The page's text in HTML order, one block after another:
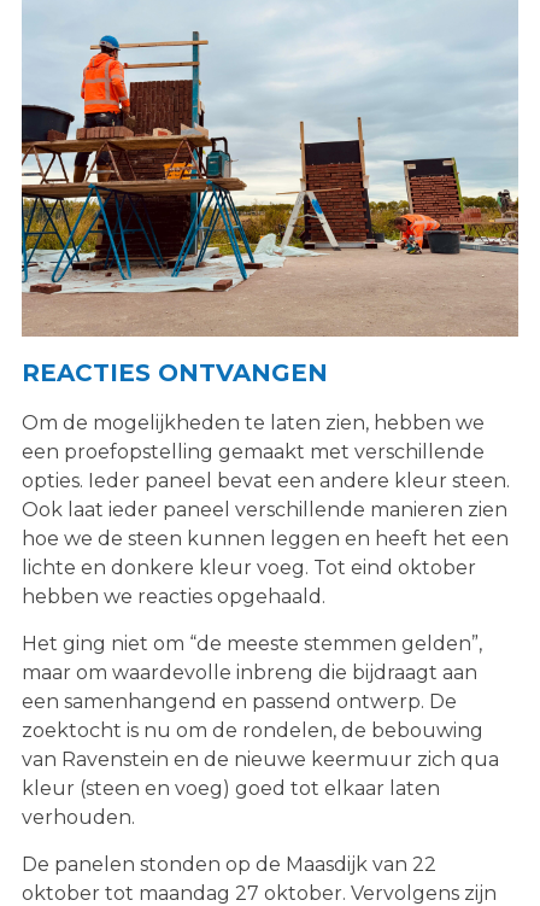
REACTIES ONTVANGEN
Om de mogelijkheden te laten zien, hebben we
een proefopstelling gemaakt met verschillende
opties. Ieder paneel bevat een andere kleur steen.
Ook laat ieder paneel verschillende manieren zien
hoe we de steen kunnen leggen en heeft het een
lichte en donkere kleur voeg. Tot eind oktober
hebben we reacties opgehaald.
Het ging niet om “de meeste stemmen gelden”,
maar om waardevolle inbreng die bijdraagt aan
een samenhangend en passend ontwerp. De
zoektocht is nu om de rondelen, de bebouwing
van Ravenstein en de nieuwe keermuur zich qua
kleur (steen en voeg) goed tot elkaar laten
verhouden.
De panelen stonden op de Maasdijk van 22
oktober tot maandag 27 oktober. Vervolgens zijn